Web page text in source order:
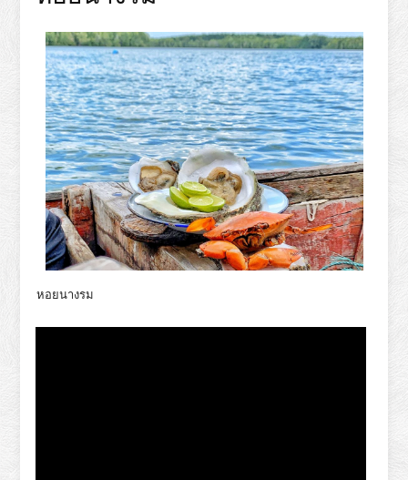
หอยนางรม